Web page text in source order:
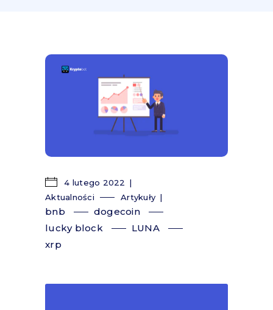
4 lutego 2022
Aktualności
Artykuły
bnb
dogecoin
lucky block
LUNA
xrp